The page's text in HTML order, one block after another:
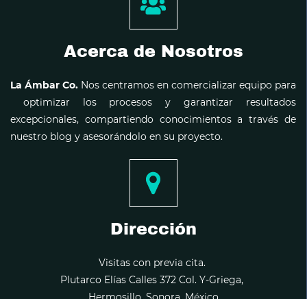
Acerca de Nosotros
La Ámbar Co. Nos centramos en comercializar equipo para
optimizar los procesos y garantizar resultados
excepcionales, compartiendo conocimientos a través de
nuestro blog y asesorándolo en su proyecto.
Dirección
Visitas con previa cita.
Plutarco Elías Calles 372 Col. Y-Griega,